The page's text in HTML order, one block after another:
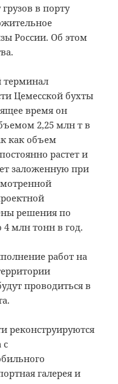
в порту
России. Об этом
терминал
Цемесской бухты
время он
2,25 млн т в
как объем
растет и
заложенную при
решения по
4 млн тонн в год.
работ на
проводиться в
реконструируются
с
галерея и